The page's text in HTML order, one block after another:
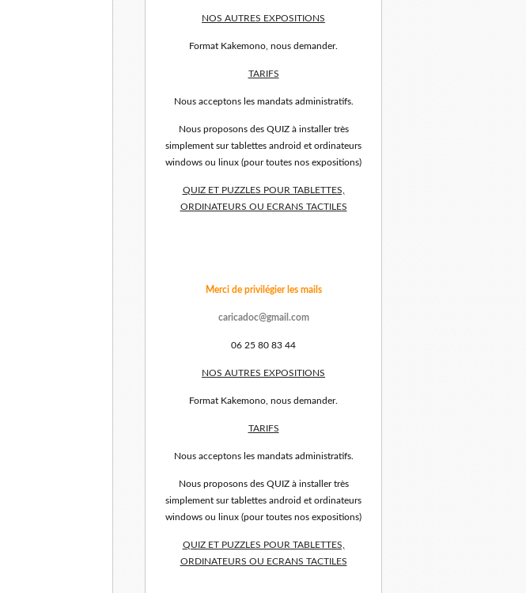
NOS AUTRES EXPOSITIONS
Format Kakemono, nous demander.
TARIFS
Nous acceptons les mandats administratifs.
Nous proposons des QUIZ à installer très
simplement sur tablettes android et ordinateurs
windows ou linux (pour toutes nos expositions)
QUIZ ET PUZZLES POUR TABLETTES,
ORDINATEURS OU ECRANS TACTILES
Merci de privilégier les mails
caricadoc@gmail.com
06 25 80 83 44
NOS AUTRES EXPOSITIONS
Format Kakemono, nous demander.
TARIFS
Nous acceptons les mandats administratifs.
Nous proposons des QUIZ à installer très
simplement sur tablettes android et ordinateurs
windows ou linux (pour toutes nos expositions)
QUIZ ET PUZZLES POUR TABLETTES,
ORDINATEURS OU ECRANS TACTILES